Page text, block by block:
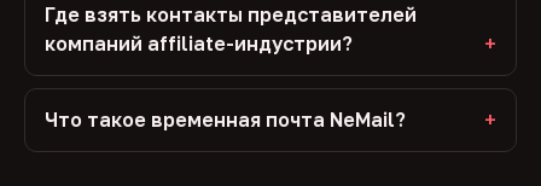
Где взять контакты представителей
компаний affiliate-индустрии?
Что такое временная почта NeMail?